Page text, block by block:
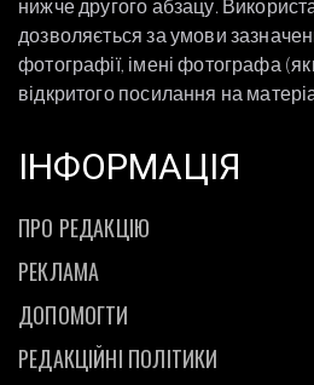
нижче другого абзацу.
дозволяється за умови
фотографії, імені фотографа
відкритого посилання на
ІНФОРМАЦІЯ
ПРО РЕДАКЦІЮ
РЕКЛАМА
ДОПОМОГТИ
РЕДАКЦІЙНІ ПОЛІТИКИ